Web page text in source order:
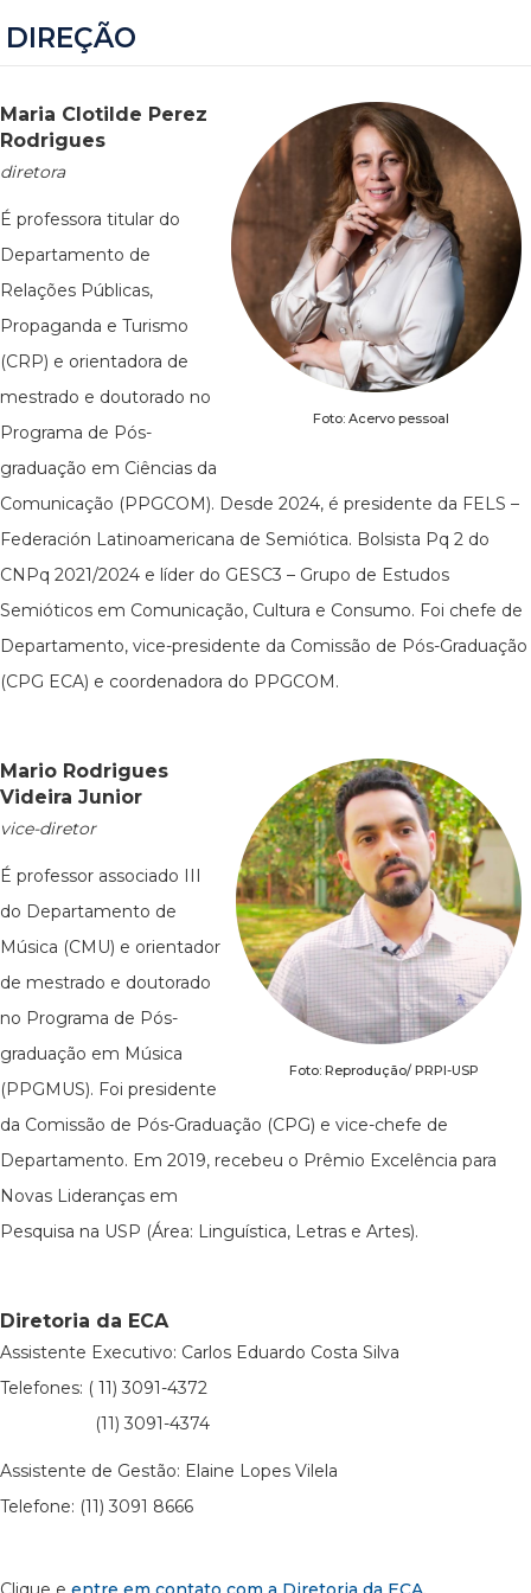
DIREÇÃO
Foto: Acervo pessoal
Maria Clotilde Perez
Rodrigues
diretora
É professora titular do
Departamento de
Relações Públicas,
Propaganda e Turismo
(CRP) e orientadora de
mestrado e doutorado no
Programa de Pós-
graduação em Ciências da
Comunicação (PPGCOM). Desde 2024, é presidente da FELS –
Federación Latinoamericana de Semiótica. Bolsista Pq 2 do
CNPq 2021/2024 e líder do GESC3 – Grupo de Estudos
Semióticos em Comunicação, Cultura e Consumo. Foi chefe de
Departamento, vice-presidente da Comissão de Pós-Graduação
(CPG ECA) e coordenadora do PPGCOM.
Foto: Reprodução/ PRPI-USP
Mario Rodrigues
Videira Junior
vice-diretor
É professor associado III
do Departamento de
Música (CMU) e orientador
de mestrado e doutorado
no Programa de Pós-
graduação em Música
(PPGMUS). Foi presidente
da Comissão de Pós-Graduação (CPG) e vice-chefe de
Departamento. Em 2019, recebeu o Prêmio Excelência para
Novas Lideranças em
Pesquisa na USP (Área: Linguística, Letras e Artes).
Diretoria da ECA
Assistente Executivo: Carlos Eduardo Costa Silva
Telefones: ( 11) 3091-4372
(11) 3091-4374
Assistente de Gestão: Elaine Lopes Vilela
Telefone: (11) 3091 8666